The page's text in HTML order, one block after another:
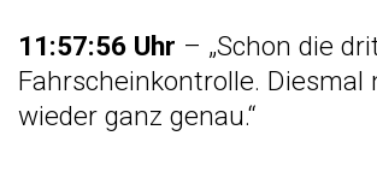
11:57:56 Uhr – „Schon die
Fahrscheinkontrolle. Diesmal
wieder ganz genau.“